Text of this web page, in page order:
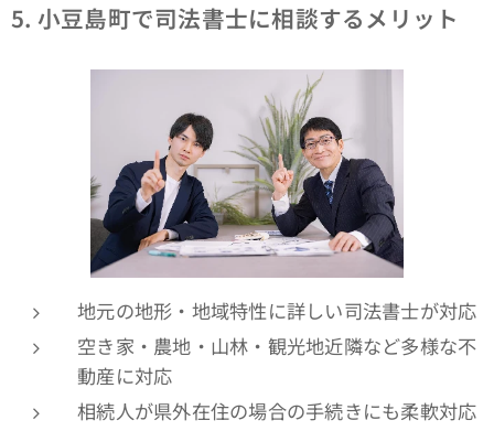
5. 小豆島町で司法書士に相談するメリット
地元の地形・地域特性に詳しい司法書士が対応
空き家・農地・山林・観光地近隣など多様な不
動産に対応
相続人が県外在住の場合の手続きにも柔軟対応